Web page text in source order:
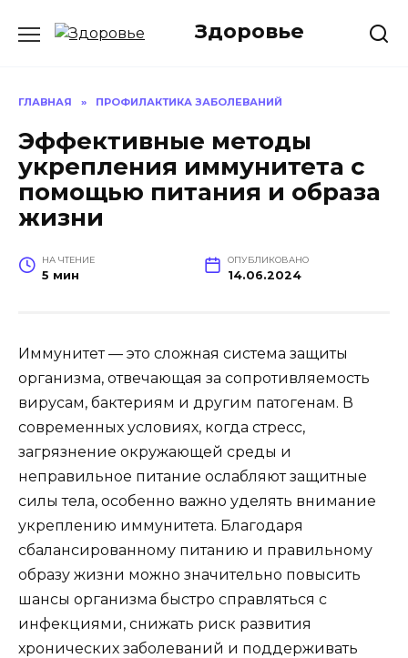
Здоровье
ГЛАВНАЯ » ПРОФИЛАКТИКА ЗАБОЛЕВАНИЙ
Эффективные методы
укрепления иммунитета с
помощью питания и образа
жизни
НА ЧТЕНИЕ
5 мин
ОПУБЛИКОВАНО
14.06.2024
Иммунитет — это сложная система защиты
организма, отвечающая за сопротивляемость
вирусам, бактериям и другим патогенам. В
современных условиях, когда стресс,
загрязнение окружающей среды и
неправильное питание ослабляют защитные
силы тела, особенно важно уделять внимание
укреплению иммунитета. Благодаря
сбалансированному питанию и правильному
образу жизни можно значительно повысить
шансы организма быстро справляться с
инфекциями, снижать риск развития
хронических заболеваний и поддерживать